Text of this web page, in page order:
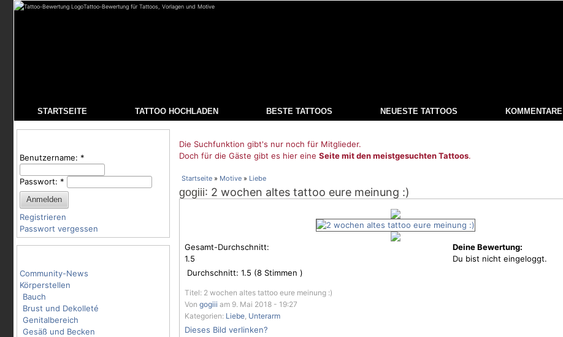
Tattoo-Bewertung für Tattoos, Vorlagen und Motive
STARTSEITE TATTOO HOCHLADEN BESTE TATTOOS NEUESTE TATTOOS KOMMENTARE
Benutzername: *
Passwort: *
Registrieren
Passwort vergessen
Community-News
Körperstellen
Bauch
Brust und Dekolleté
Genitalbereich
Gesäß und Becken
Die Suchfunktion gibt's nur noch für Mitglieder.
Doch für die Gäste gibt es hier eine Seite mit den meistgesuchten Tattoos.
Startseite » Motive » Liebe
gogiii: 2 wochen altes tattoo eure meinung :)
Gesamt-Durchschnitt:
1.5
Durchschnitt: 1.5 (8 Stimmen )
Deine Bewertung:
Du bist nicht eingeloggt.
Titel: 2 wochen altes tattoo eure meinung :)
Von gogiii am 9. Mai 2018 - 19:27
Kategorien: Liebe, Unterarm
Dieses Bild verlinken?